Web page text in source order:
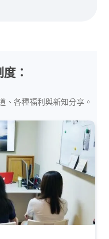
：
、各種福利與新知分享。